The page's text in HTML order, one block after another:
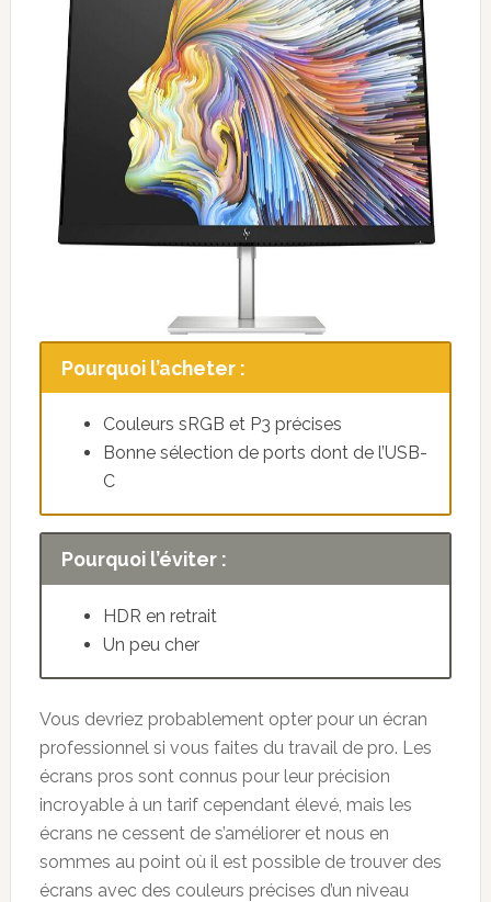
Pourquoi l’acheter :
Couleurs sRGB et P3 précises
Bonne sélection de ports dont de l’USB-
C
Pourquoi l’éviter :
HDR en retrait
Un peu cher
Vous devriez probablement opter pour un écran
professionnel si vous faites du travail de pro. Les
écrans pros sont connus pour leur précision
incroyable à un tarif cependant élevé, mais les
écrans ne cessent de s’améliorer et nous en
sommes au point où il est possible de trouver des
écrans avec des couleurs précises d’un niveau